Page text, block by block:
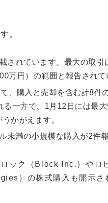
。
されています。最大の取
万円）の範囲と報告されて
、購入と売却を含む計8件
一方で、1月12日には最
かがえます。
未満の小規模な購入が2件
ック（Block Inc.）や
）の株式購入も開示さ